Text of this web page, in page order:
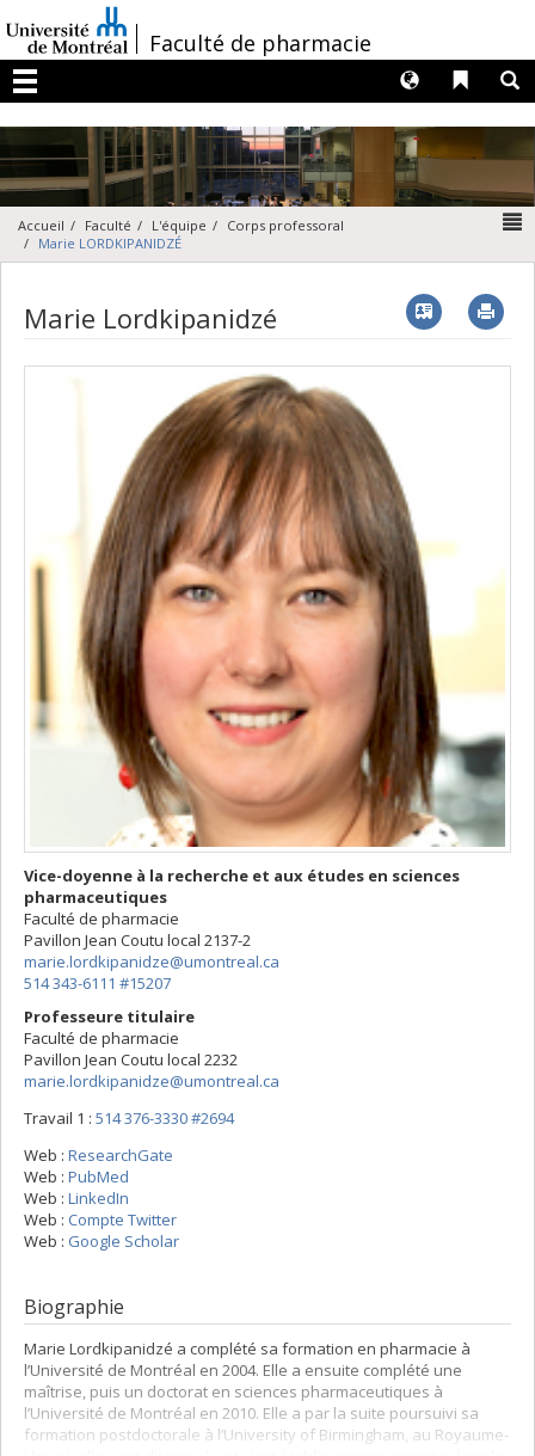
au
contenu
/Faculté de pharmacie
Menu
Liens
Langues
Accueil Faculté L'équipe
Corps professoral
Marie LORDKIPANIDZÉ
Marie Lordkipanidzé Vcard
Vice-doyenne à la recherche et aux études en sciences
pharmaceutiques
Faculté de pharmacie
Pavillon Jean Coutu local 2137-2
marie.lordkipanidze@umontreal.ca
514 343-6111 #15207
Professeure titulaire
Faculté de pharmacie
Pavillon Jean Coutu local 2232
marie.lordkipanidze@umontreal.ca
Travail 1 : 514 376-3330 #2694
Web : ResearchGate
Web : PubMed
Web : LinkedIn
Web : Compte Twitter
Web : Google Scholar
Biographie
Marie Lordkipanidzé a complété sa formation en pharmacie à
l’Université de Montréal en 2004. Elle a ensuite complété une
maîtrise, puis un doctorat en sciences pharmaceutiques à
l’Université de Montréal en 2010. Elle a par la suite poursuivi sa
formation postdoctorale à l’University of Birmingham, au Royaume-